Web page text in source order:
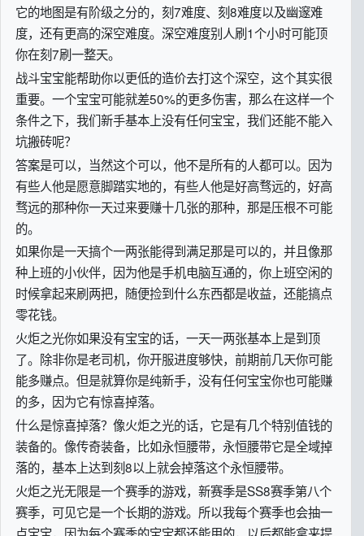
它的地图是有阶级之分的，刻7难度、刻8难度以及幽邃难
度，还有更高的深空难度。深空难度别人刷1个小时可能顶
你在刻7刷一整天。
战斗宝宝能帮助你以更低的造价去打这个深空，这个其实很
重要。一个宝宝可能就差50%的更多伤害，那么在这样一个
条件之下，我们新手基本上没有任何宝宝，我们还能不能入
坑搬砖呢？
答案是可以，当然这个可以，他不是所有的人都可以。因为
有些人他是愿意脚踏实地的，有些人他是好高骛远的，好高
骛远的那种你一天过来要赚十几张的那种，那是压根不可能
的。
如果你是一天搞个一两张能得到满足那是可以的，并且像那
种上班的小伙伴，因为他是手机电脑互通的，你上班空闲的
时候拿起来刷两把，随便捡到什么东西都是收益，还能搞点
零花钱。
火炬之光你如果没有宝宝的话，一天一两张基本上是到顶
了。除非你是老司机，你开服进度够快，前期前几天你可能
能多赚点。但是就算你是纯新手，没有任何宝宝你也可能赚
的多，因为它有惊喜掉落。
什么是惊喜掉落？像火炬之光的话，它是有几个特别值钱的
装备的。像传奇装备，比如永恒腰带，永恒腰带它是全域掉
落的，基本上达到刻8以上就会掉落这个永恒腰带。
火炬之光无限是一个赛季的游戏，新赛季是SS8赛季第八个
赛季，可见它是一个长期的游戏。所以我每个赛季也会抽一